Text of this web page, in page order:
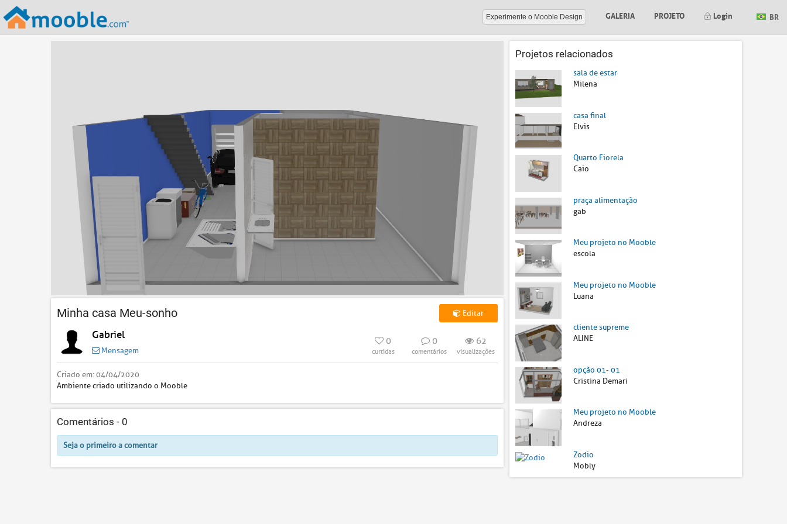
Experimente o Mooble Design GALERIA PROJETO Login BR
Minha casa Meu-sonho Editar
Gabriel
Mensagem
0
curtidas
0
comentários
62
visualizações
Criado em:04/04/2020
Ambiente criado utilizando o Mooble
Comentários - 0
Seja o primeiro a comentar
Projetos relacionados
sala de estar
Milena
casa final
Elvis
Quarto Fiorela
Caio
praça alimentação
gab
Meu projeto no Mooble
escola
Meu projeto no Mooble
Luana
cliente supreme
ALINE
opção 01- 01
Cristina Demari
Meu projeto no Mooble
Andreza
Zodio
Mobly